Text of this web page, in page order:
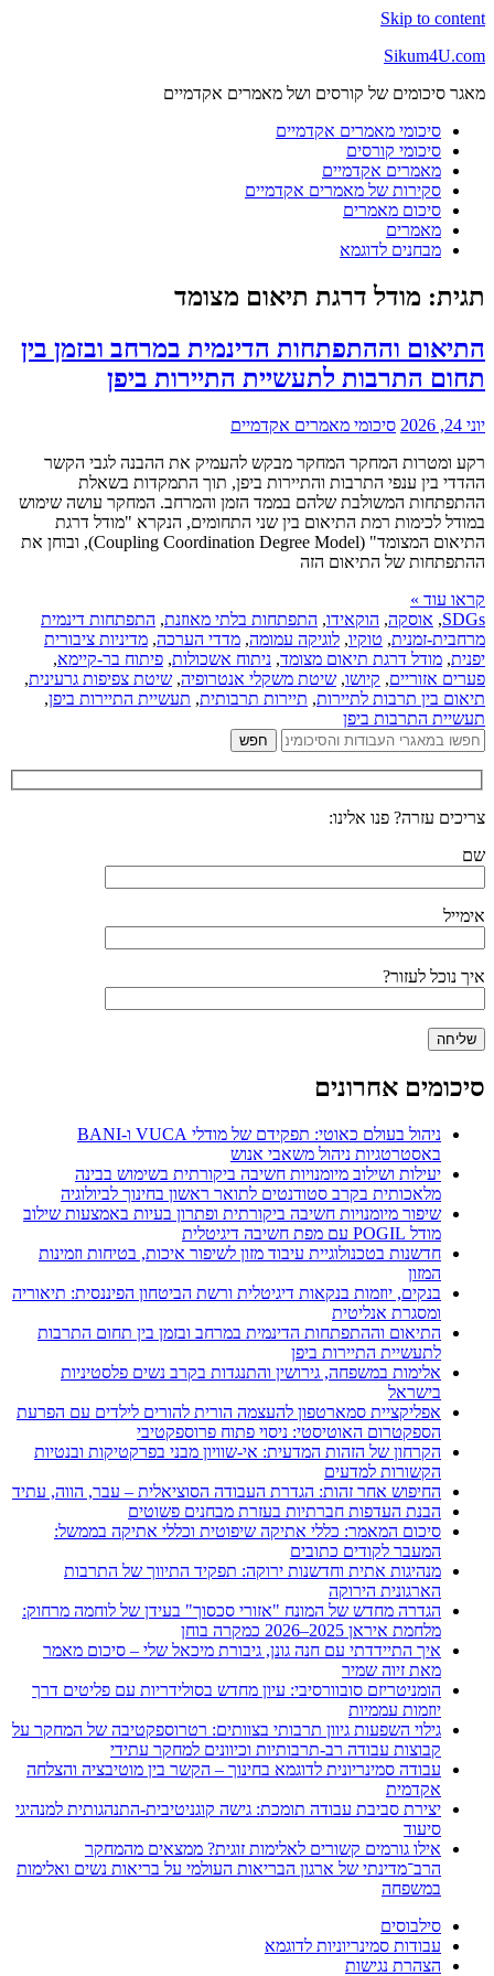
Skip to content
Sikum4U.com
מאגר סיכומים של קורסים ושל מאמרים אקדמיים
סיכומי מאמרים אקדמיים
סיכומי קורסים
מאמרים אקדמיים
סקירות של מאמרים אקדמיים
סיכום מאמרים
מאמרים
מבחנים לדוגמא
תגית: מודל דרגת תיאום מצומד
התיאום וההתפתחות הדינמית במרחב ובזמן בין
תחום התרבות לתעשיית התיירות ביפן
יוני 24, 2026
סיכומי מאמרים אקדמיים
רקע ומטרות המחקר המחקר מבקש להעמיק את ההבנה לגבי הקשר
ההדדי בין ענפי התרבות והתיירות ביפן, תוך התמקדות בשאלת
ההתפתחות המשולבת שלהם בממד הזמן והמרחב. המחקר עושה שימוש
במודל לכימות רמת התיאום בין שני התחומים, הנקרא "מודל דרגת
התיאום המצומד" (Coupling Coordination Degree Model), ובוחן את
ההתפתחות של התיאום הזה
קראו עוד »
SDGs
, אוסקה, הוקאידו, התפתחות בלתי מאוזנת, התפתחות דינמית
מרחבית-זמנית, טוקיו, לוגיקה עמומה, מדדי הערכה, מדיניות ציבורית
יפנית, מודל דרגת תיאום מצומד, ניתוח אשכולות, פיתוח בר-קיימא,
פערים אזוריים, קיושו, שיטת משקלי אנטרופיה, שיטת צפיפות גרעינית,
תיאום בין תרבות לתיירות, תיירות תרבותית, תעשיית התיירות ביפן,
תעשיית התרבות ביפן
צריכים עזרה? פנו אלינו:
שם
אימייל
איך נוכל לעזור?
סיכומים אחרונים
ניהול בעולם כאוטי: תפקידם של מודלי VUCA ו-BANI
באסטרטגיות ניהול משאבי אנוש
יעילות ושילוב מיומנויות חשיבה ביקורתית בשימוש בבינה
מלאכותית בקרב סטודנטים לתואר ראשון בחינוך לביולוגיה
שיפור מיומנויות חשיבה ביקורתית ופתרון בעיות באמצעות שילוב
מודל POGIL עם מפת חשיבה דיגיטלית
חדשנות בטכנולוגיית עיבוד מזון לשיפור איכות, בטיחות וזמינות
המזון
בנקים, יוזמות בנקאות דיגיטלית ורשת הביטחון הפיננסית: תיאוריה
ומסגרת אנליטית
התיאום וההתפתחות הדינמית במרחב ובזמן בין תחום התרבות
לתעשיית התיירות ביפן
אלימות במשפחה, גירושין והתנגדות בקרב נשים פלסטיניות
בישראל
אפליקציית סמארטפון להעצמה הורית להורים לילדים עם הפרעת
הספקטרום האוטיסטי: ניסוי פתוח פרוספקטיבי
הקרחון של הזהות המדעית: אי-שוויון מבני בפרקטיקות ובנטיות
הקשורות למדעים
החיפוש אחר זהות: הגדרת העבודה הסוציאלית – עבר, הווה, עתיד
הבנת העדפות חברתיות בעזרת מבחנים פשוטים
סיכום המאמר: כללי אתיקה שיפוטית וכללי אתיקה בממשל:
המעבר לקודים כתובים
מנהיגות אתית וחדשנות ירוקה: תפקיד התיווך של התרבות
הארגונית הירוקה
הגדרה מחדש של המונח "אזורי סכסוך" בעידן של לוחמה מרחוק:
מלחמת איראן 2025–2026 כמקרה בוחן
איך התיידדתי עם חנה גונן, גיבורת מיכאל שלי – סיכום מאמר
מאת זיוה שמיר
הומניטריזם סובוורסיבי: עיון מחדש בסולידריות עם פליטים דרך
יוזמות עממיות
גילוי השפעות גיוון תרבותי בצוותים: רטרוספקטיבה של המחקר על
קבוצות עבודה רב-תרבותיות וכיוונים למחקר עתידי
עבודה סמינריונית לדוגמא בחינוך – הקשר בין מוטיבציה והצלחה
אקדמית
יצירת סביבת עבודה תומכת: גישה קוגניטיבית-התנהגותית למנהיגי
סיעוד
אילו גורמים קשורים לאלימות זוגית? ממצאים מהמחקר
הרב־מדינתי של ארגון הבריאות העולמי על בריאות נשים ואלימות
במשפחה
סילבוסים
עבודות סמינריוניות לדוגמא
הצהרת נגישות